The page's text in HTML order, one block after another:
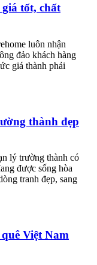
tốt, chất
luôn nhận
đảo khách hàng
giá thành phải
thành đẹp
lý trường thành có
được sống hòa
tranh đẹp, sang
Việt Nam